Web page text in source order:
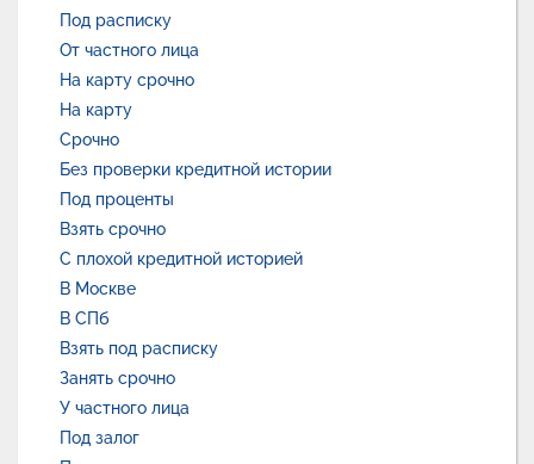
Под расписку
От частного лица
На карту срочно
На карту
Срочно
Без проверки кредитной истории
Под проценты
Взять срочно
С плохой кредитной историей
В Москве
В СПб
Взять под расписку
Занять срочно
У частного лица
Под залог